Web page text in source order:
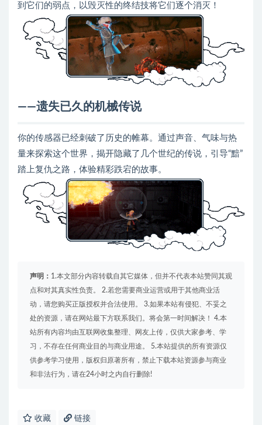
到它们的弱点，以毁灭性的终结技将它们逐个消灭！
——遗失已久的机械传说
你的传感器已经刺破了历史的帷幕。通过声音、气味与热
量来探索这个世界，揭开隐藏了几个世纪的传说，引导“黯”
踏上复仇之路，体验精彩跌宕的故事。
声明： 1.本文部分内容转载自其它媒体，但并不代表本站赞同其观
点和对其真实性负责。 2.若您需要商业运营或用于其他商业活
动，请您购买正版授权并合法使用。 3.如果本站有侵犯、不妥之
处的资源，请在网站最下方联系我们。将会第一时间解决！ 4.本
站所有内容均由互联网收集整理、网友上传，仅供大家参考、学
习，不存在任何商业目的与商业用途。 5.本站提供的所有资源仅
供参考学习使用，版权归原著所有，禁止下载本站资源参与商业
和非法行为，请在24小时之内自行删除!
收藏 链接